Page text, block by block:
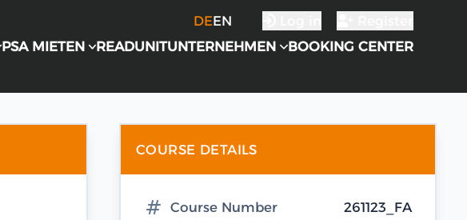
DEEN
PSA MIETEN READUNITUNTERNEHMEN BOOKING CENTER
COURSE DETAILS
Course Number 261123_FA